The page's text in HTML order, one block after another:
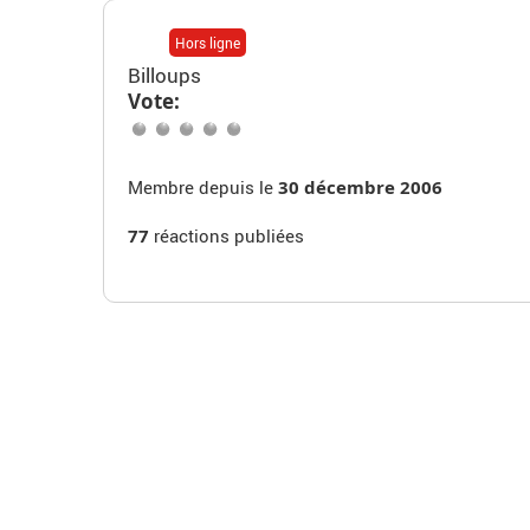
Hors ligne
Billoups
Vote:
Membre depuis le 30 décembre 2006
77 réactions publiées